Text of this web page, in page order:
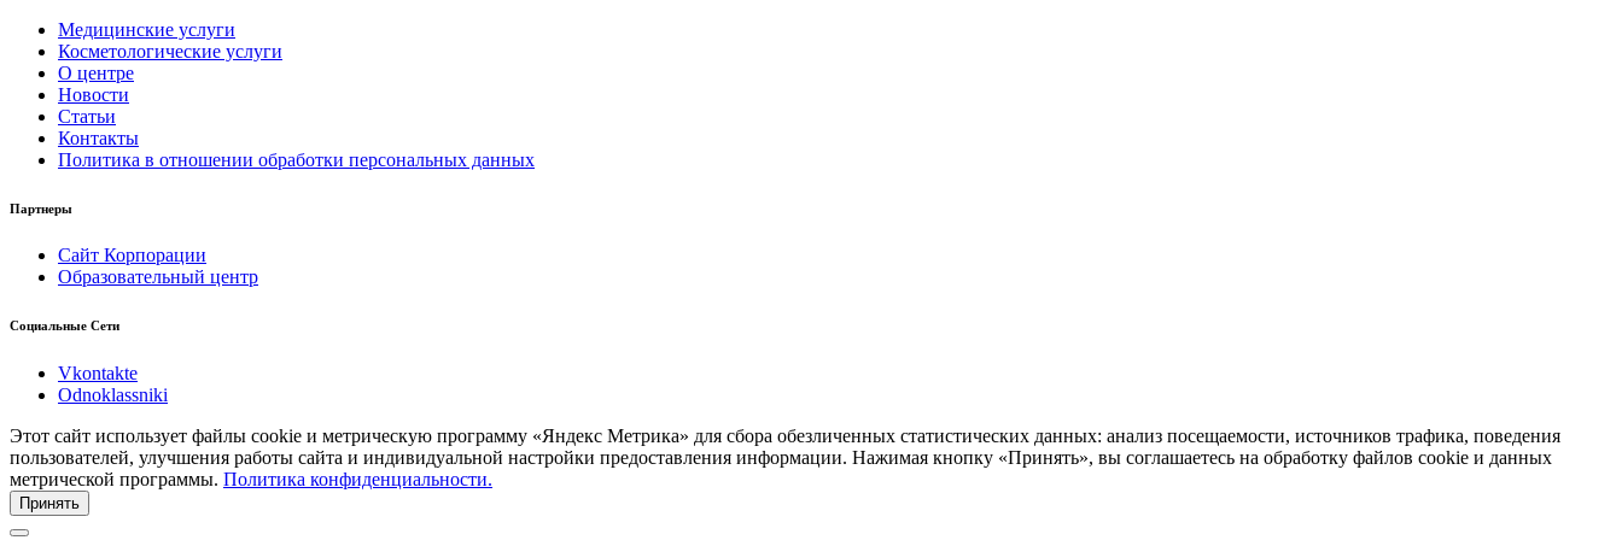
Медицинские услуги
Косметологические услуги
О центре
Новости
Статьи
Контакты
Политика в отношении обработки персональных данных
Партнеры
Сайт Корпорации
Образовательный центр
Социальные Сети
Vkontakte
Odnoklassniki
Этот сайт использует файлы cookie и метрическую программу «Яндекс Метрика» для сбора обезличенных статистических данных: анализ посещаемости, источников трафика, поведения
пользователей, улучшения работы сайта и индивидуальной настройки предоставления информации. Нажимая кнопку «Принять», вы соглашаетесь на обработку файлов cookie и данных
метрической программы. Политика конфиденциальности.
Принять